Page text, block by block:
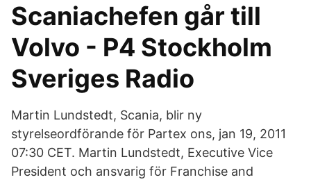
Scaniachefen går till
Volvo - P4 Stockholm
Sveriges Radio
Martin Lundstedt, Scania, blir ny
styrelseordförande för Partex ons, jan 19, 2011
07:30 CET. Martin Lundstedt, Executive Vice
President och ansvarig för Franchise and